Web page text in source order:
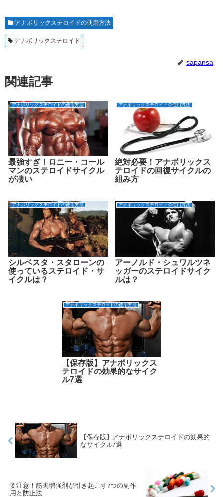
アナボリックステロイドの使用方法
アナボリックステロイド
sapansa
関連記事
アナボリックステロイドの使用方法
最強すぎ！ロニー・コール
マンのステロイドサイクル
が凄い
アナボリックステロイドの使用方法
絶対必要！アナボリックス
テロイドの回復サイクルの
組み方
アナボリックステロイドの使用方法
シルベスタ・スタローンの
使っているステロイド・サ
イクルは？
アナボリックステロイドの使用方法
アーノルド・シュワルツネ
ッガーのステロイドサイク
ルは？
アナボリックステロイドの使用方法
【保存版】アナボリックス
テロイドの効果的なサイク
ル7選
【保存版】アナボリックステロイドの効果的
なサイクル7選
要注意！筋肉増強剤が引き起こす7つの副作
用と防止法